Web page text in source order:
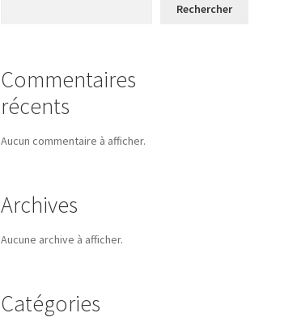
Rechercher
Commentaires
récents
Aucun commentaire à afficher.
Archives
Aucune archive à afficher.
Catégories